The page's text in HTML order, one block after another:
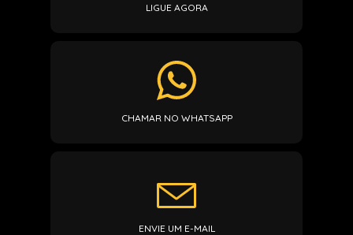
LIGUE AGORA
CHAMAR NO WHATSAPP
ENVIE UM E-MAIL